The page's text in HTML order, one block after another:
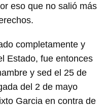
eso que no salió más
completamente y
Estado, fue entonces
y sed el 25 de
del 2 de mayo
Garcia en contra de